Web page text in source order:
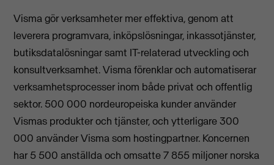
Visma gör verksamheter mer effektiva, genom att
leverera programvara, inköpslösningar, inkassotjänster,
butiksdatalösningar samt IT-relaterad utveckling och
konsultverksamhet. Visma förenklar och automatiserar
verksamhetsprocesser inom både privat och offentlig
sektor. 500 000 nordeuropeiska kunder använder
Vismas produkter och tjänster, och ytterligare 300
000 använder Visma som hostingpartner. Koncernen
har 5 500 anställda och omsatte 7 855 miljoner norska